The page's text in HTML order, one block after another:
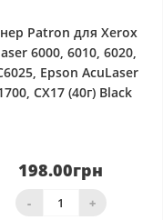
Patron для Xerox
6000, 6010, 6020,
Epson AcuLaser
CX17 (40г) Black
198.00грн
- +